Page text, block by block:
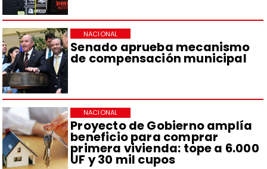
Senado aprueba mecanismo
de compensación municipal
NACIONAL
Proyecto de Gobierno amplía
beneficio para comprar
primera vivienda: tope a 6.000
UF y 30 mil cupos
NACIONAL